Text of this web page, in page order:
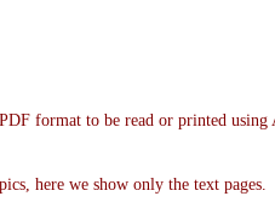
format to be read or printed using
here we show only the text pages.